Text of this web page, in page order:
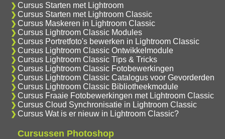
Cursus Starten met Lightroom
Cursus Starten met Lightroom Classic
Cursus Maskeren in Lightroom Classic
Cursus Lightroom Classic Modules
Cursus Portretfoto's bewerken in Lightroom Classic
Cursus Lightroom Classic Ontwikkelmodule
Cursus Lightroom Classic Tips & Tricks
Cursus Lightroom Classic Fotobewerkingen
Cursus Lightroom Classic Catalogus voor Gevorderden
Cursus Lightroom Classic Bibliotheekmodule
Cursus Fraaie Fotobewerkingen met Lightroom Classic
Cursus Cloud Synchronisatie in Lightroom Classic
Cursus Wat is er nieuw in Lightroom Classic?
Cursussen Photoshop